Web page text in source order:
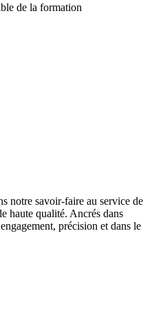
de la formation
notre savoir-faire au service de
haute qualité. Ancrés dans
précision et dans le